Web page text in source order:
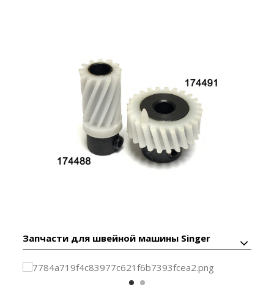
Запчасти для швейной машины Singer